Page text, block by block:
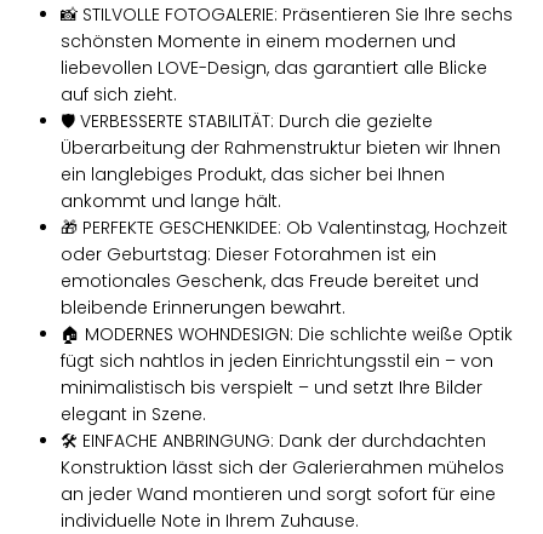
📸 STILVOLLE FOTOGALERIE: Präsentieren Sie Ihre sechs
schönsten Momente in einem modernen und
liebevollen LOVE-Design, das garantiert alle Blicke
auf sich zieht.
🛡️ VERBESSERTE STABILITÄT: Durch die gezielte
Überarbeitung der Rahmenstruktur bieten wir Ihnen
ein langlebiges Produkt, das sicher bei Ihnen
ankommt und lange hält.
🎁 PERFEKTE GESCHENKIDEE: Ob Valentinstag, Hochzeit
oder Geburtstag: Dieser Fotorahmen ist ein
emotionales Geschenk, das Freude bereitet und
bleibende Erinnerungen bewahrt.
🏠 MODERNES WOHNDESIGN: Die schlichte weiße Optik
fügt sich nahtlos in jeden Einrichtungsstil ein – von
minimalistisch bis verspielt – und setzt Ihre Bilder
elegant in Szene.
🛠️ EINFACHE ANBRINGUNG: Dank der durchdachten
Konstruktion lässt sich der Galerierahmen mühelos
an jeder Wand montieren und sorgt sofort für eine
individuelle Note in Ihrem Zuhause.